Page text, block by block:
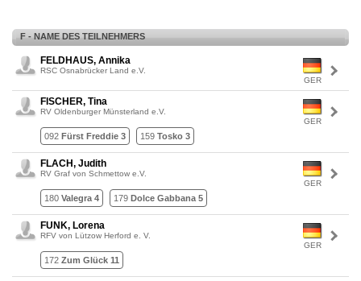
F - NAME DES TEILNEHMERS
GER
FELDHAUS, Annika
RSC Osnabrücker Land e.V.
GER
FISCHER, Tina
RV Oldenburger Münsterland e.V.
092 Fürst Freddie 3 159 Tosko 3
GER
FLACH, Judith
RV Graf von Schmettow e.V.
180 Valegra 4 179 Dolce Gabbana 5
GER
FUNK, Lorena
RFV von Lützow Herford e. V.
172 Zum Glück 11